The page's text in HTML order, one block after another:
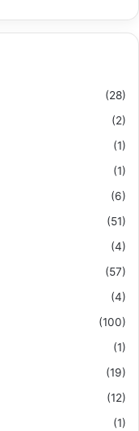
(28)
(2)
(1)
(1)
(6)
(51)
(4)
(57)
(4)
(100)
(1)
(19)
(12)
(1)